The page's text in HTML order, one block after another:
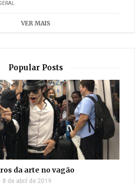
VER MAIS
Popular Posts
da arte no vagão
8 de abril de 2019